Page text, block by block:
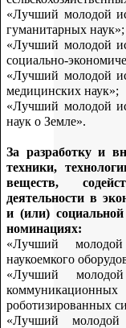
«Лучший молодой
гуманитарных наук»;
«Лучший молодой
социально-
«Лучший молодой
медицинских наук»;
«Лучший молодой
наук о Земле».
За разработку и
техники,
веществ,
деятельности в
и (или)
номинациях:
«Лучший
наукоемкого
«Лучший
роботизированных
«Лучший